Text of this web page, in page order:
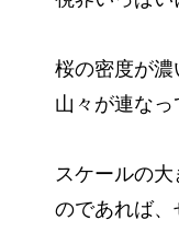
桜の密度が
山々が連なっ
スケールの
のであれば